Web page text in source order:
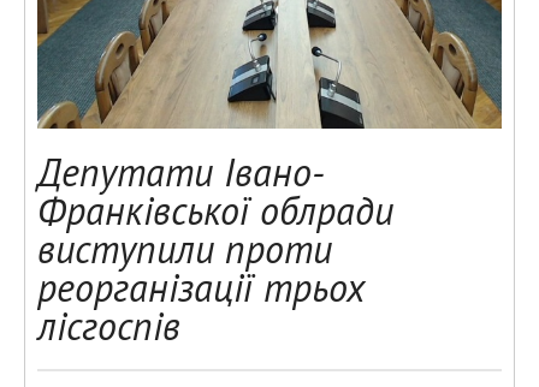
Депутати Івано-
Франківської облради
виступили проти
реорганізації трьох
лісгоспів